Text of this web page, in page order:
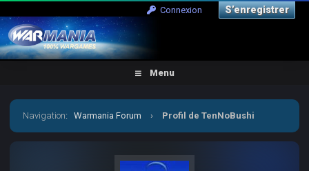
Connexion S’enregistrer
Menu
Navigation:Warmania Forum › Profil de TenNoBushi